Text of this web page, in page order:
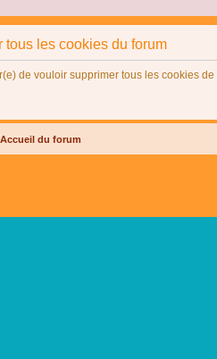
tous les cookies du forum
de vouloir supprimer tous les cookies de
Accueil du forum